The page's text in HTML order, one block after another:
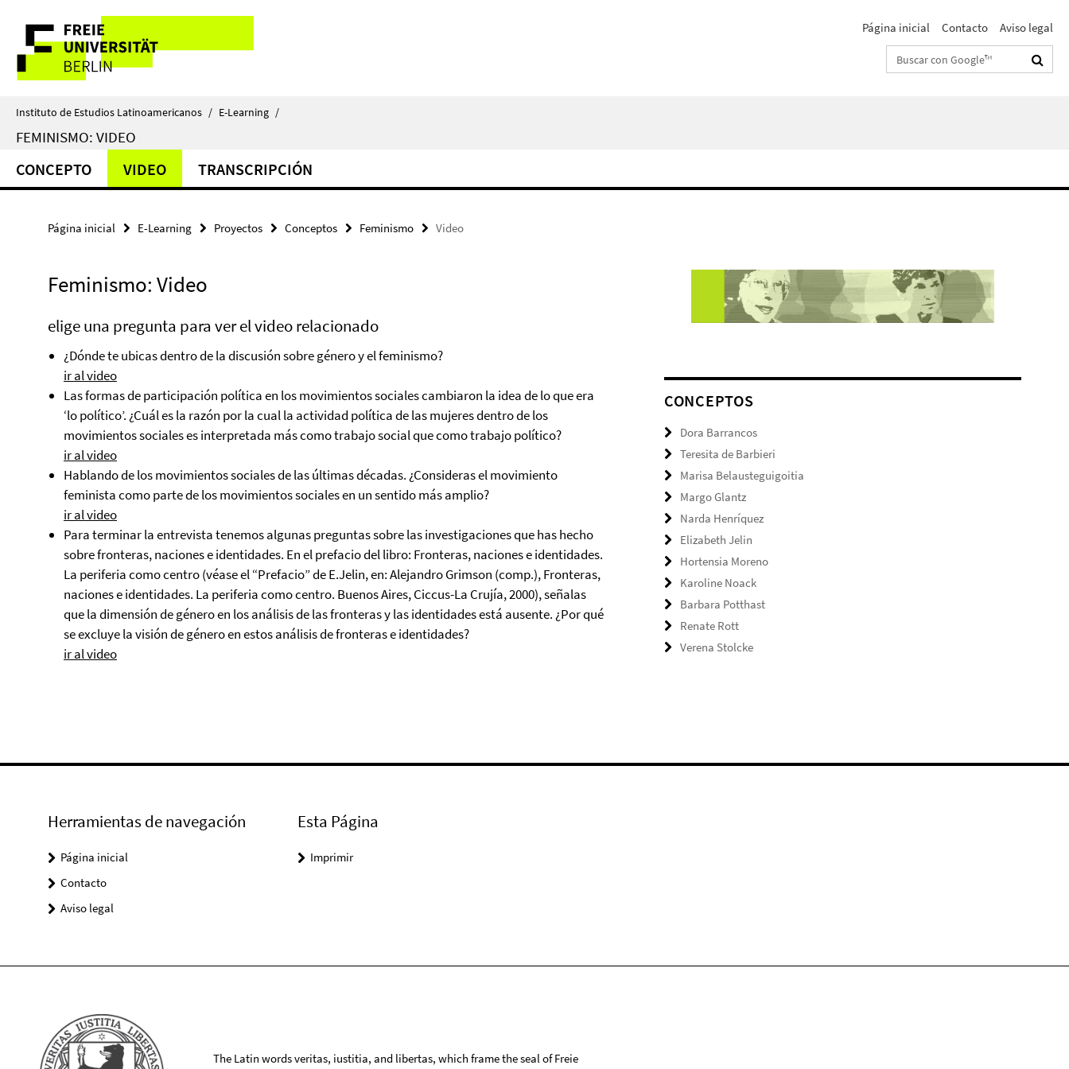
direkt
Inhalt
Herramientas
de
navegación
Página inicial Contacto
Aviso legal
Suchbegriffe
Instituto de Estudios Latinoamericanos / E-Learning /
FEMINISMO: VIDEO
CONCEPTO VIDEO TRANSCRIPCIÓN
Página inicial E-Learning Proyectos Conceptos Feminismo Video
Feminismo: Video
elige una pregunta para ver el video relacionado
¿Dónde te ubicas dentro de la discusión sobre género y el feminismo?
ir al video
Las formas de participación política en los movimientos sociales cambiaron la idea de lo que era
‘lo político’. ¿Cuál es la razón por la cual la actividad política de las mujeres dentro de los
movimientos sociales es interpretada más como trabajo social que como trabajo político?
ir al video
Hablando de los movimientos sociales de las últimas décadas. ¿Consideras el movimiento
feminista como parte de los movimientos sociales en un sentido más amplio?
ir al video
Para terminar la entrevista tenemos algunas preguntas sobre las investigaciones que has hecho
sobre fronteras, naciones e identidades. En el prefacio del libro: Fronteras, naciones e identidades.
La periferia como centro (véase el “Prefacio” de E.Jelin, en: Alejandro Grimson (comp.), Fronteras,
naciones e identidades. La periferia como centro. Buenos Aires, Ciccus-La Crujía, 2000), señalas
que la dimensión de género en los análisis de las fronteras y las identidades está ausente. ¿Por qué
se excluye la visión de género en estos análisis de fronteras e identidades?
ir al video
CONCEPTOS
Dora Barrancos
Teresita de Barbieri
Marisa Belausteguigoitia
Margo Glantz
Narda Henríquez
Elizabeth Jelin
Hortensia Moreno
Karoline Noack
Barbara Potthast
Renate Rott
Verena Stolcke
Herramientas de navegación
Página inicial
Contacto
Aviso legal
Esta Página
Imprimir
The Latin words veritas, iustitia, and libertas, which frame the seal of Freie